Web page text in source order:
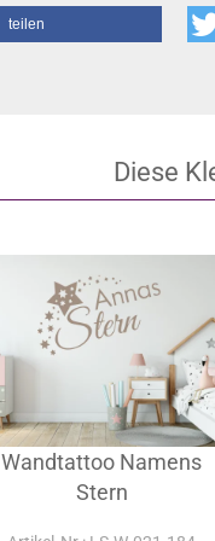
teilen
Diese
Wandtattoo Namens
Stern